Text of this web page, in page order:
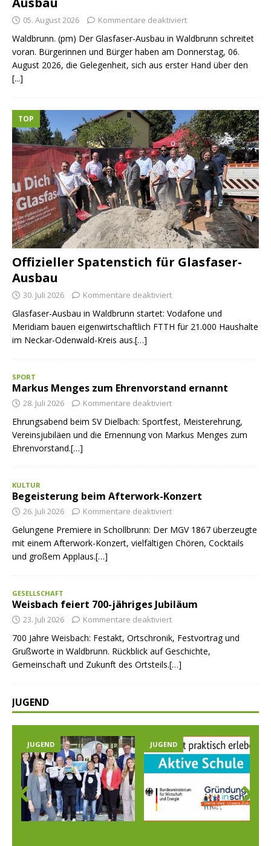
05. August 2026 Kommentare deaktiviert
Waldbrunn. (pm) Der Glasfaser-Ausbau in Waldbrunn schreitet
voran. Bürgerinnen und Bürger haben am Donnerstag, 06.
August 2026, die Gelegenheit, sich aus erster Hand über den
[...]
Offizieller Spatenstich für Glasfaser-
Ausbau
TOP
30. Juli 2026 Kommentare deaktiviert
Glasfaser-Ausbau in Waldbrunn startet: Vodafone und
Meridiam bauen eigenwirtschaftlich FTTH für 21.000 Haushalte
im Neckar-Odenwald-Kreis aus.[…]
SPORT
Markus Menges zum Ehrenvorstand ernannt
28. Juli 2026 Kommentare deaktiviert
Ehrungsabend beim SV Dielbach: Sportfest, Meisterehrung,
Vereinsjubiläen und die Ernennung von Markus Menges zum
Ehrenvorstand.[…]
KULTUR
Begeisterung beim Afterwork-Konzert
26. Juli 2026 Kommentare deaktiviert
Gelungene Premiere in Schollbrunn: Der MGV 1867 überzeugte
mit einem Afterwork-Konzert, vielfältigen Chören, Cocktails
und großem Applaus.[…]
GESELLSCHAFT
Weisbach feiert 700-jähriges Jubiläum
23. Juli 2026 Kommentare deaktiviert
700 Jahre Weisbach: Festakt, Ortschronik, Festvortrag und
Grußworte in Waldbrunn. Rückblick auf Geschichte,
Gemeinschaft und Zukunft des Ortsteils.[…]
JUGEND
JUGEND JUGEND
Prev
ious